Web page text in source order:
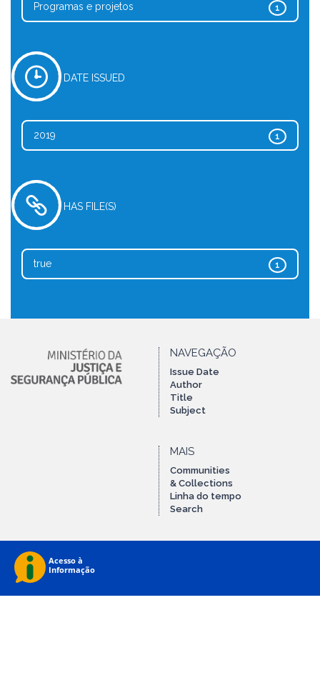
1
Programas e projetos
DATE ISSUED
1
2019
HAS FILE(S)
1
true
NAVEGAÇÃO
Issue Date
Author
Title
Subject
MAIS
Communities
& Collections
Linha do tempo
Search